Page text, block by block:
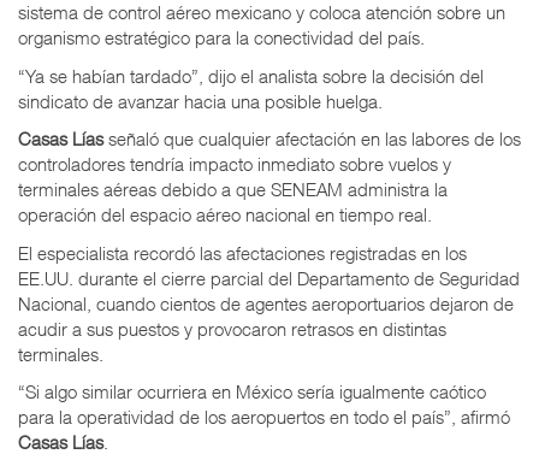
sistema de control aéreo mexicano y coloca atención sobre un
organismo estratégico para la conectividad del país.
“Ya se habían tardado”, dijo el analista sobre la decisión del
sindicato de avanzar hacia una posible huelga.
Casas Líasseñaló que cualquier afectación en las labores de los
controladores tendría impacto inmediato sobre vuelos y
terminales aéreas debido a que SENEAM administra la
operación del espacio aéreo nacional en tiempo real.
El especialista recordó las afectaciones registradas en los
EE.UU. durante el cierre parcial del Departamento de Seguridad
Nacional, cuando cientos de agentes aeroportuarios dejaron de
acudir a sus puestos y provocaron retrasos en distintas
terminales.
“Si algo similar ocurriera en México sería igualmente caótico
para la operatividad de los aeropuertos en todo el país”, afirmó
Casas Lías.